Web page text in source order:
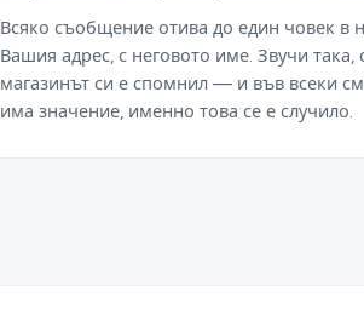
Всяко съобщение отива до един човек в
Вашия адрес, с неговото име. Звучи така,
магазинът си е спомнил — и във всеки
има значение, именно това се е случило.